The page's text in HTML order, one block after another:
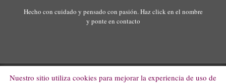
Hecho con cuidado y pensado con pasión. Haz click en el nombre
y ponte en contacto
Nuestro sitio utiliza cookies para mejorar la experiencia de uso de